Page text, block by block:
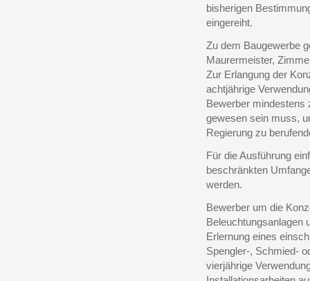
bisherigen
eingereiht.
Zu dem Baugewerbe
Maurermeister,
Zur Erlangung der
achtjährige
Bewerber mindestens
gewesen sein muss,
Regierung zu
Für die Ausführung
beschränkten
werden.
Bewerber um die
Beleuchtungsanlagen
Erlernung eines
Spengler-, Schmied-
vierjährige